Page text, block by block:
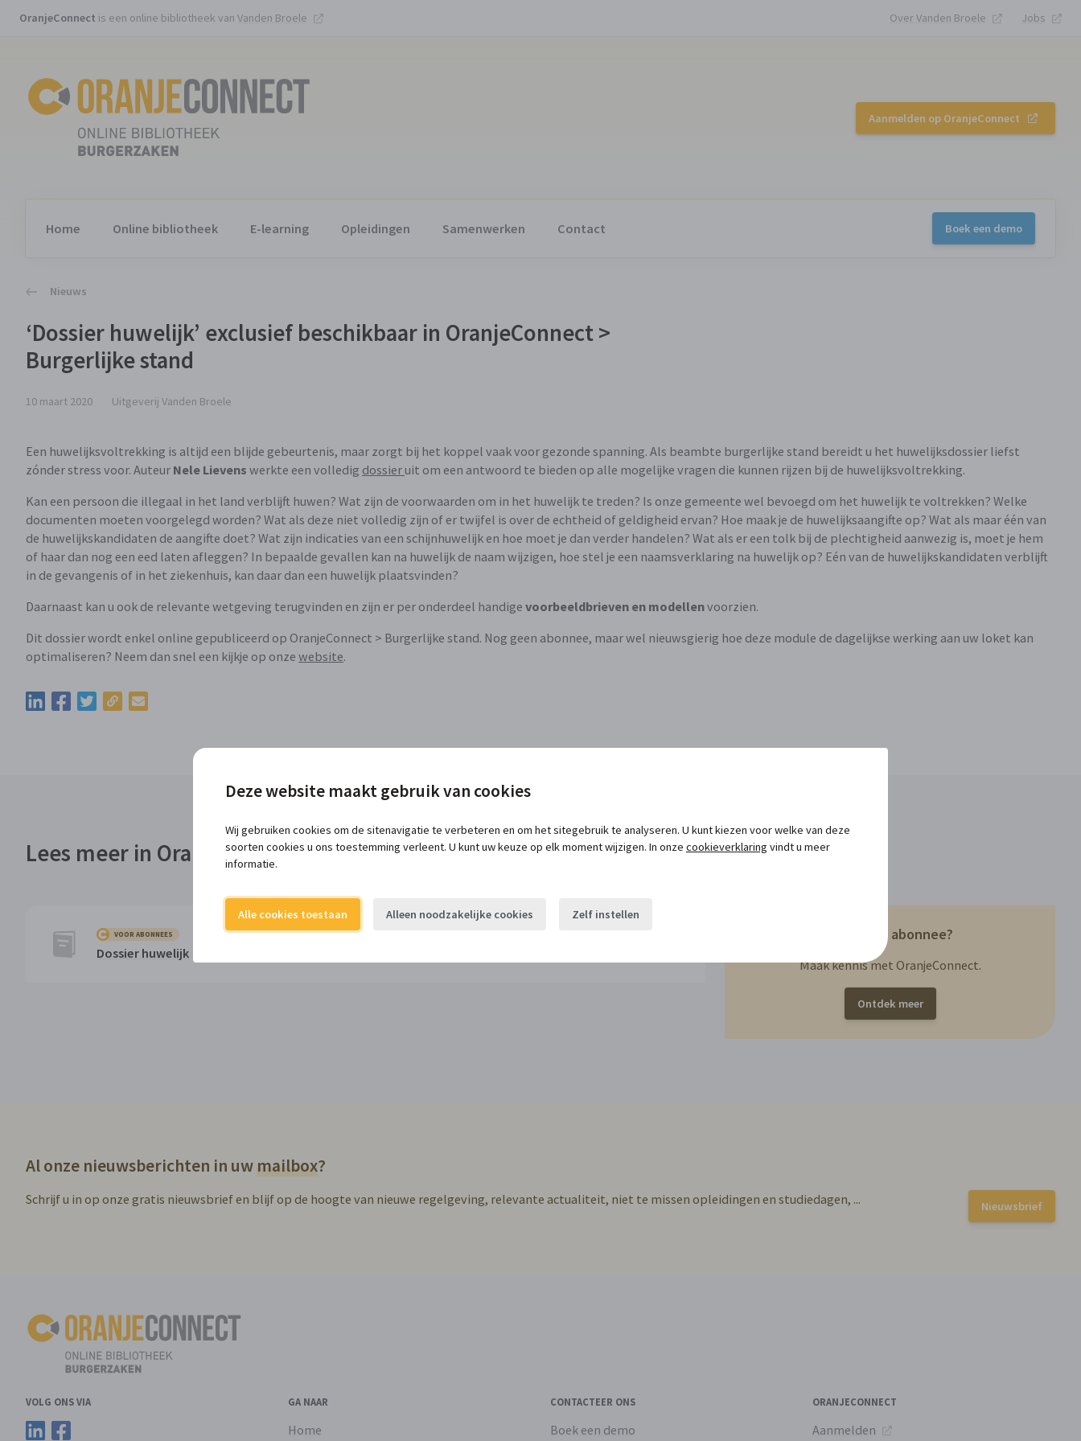
Deze website maakt gebruik van cookies
Wij gebruiken cookies om de sitenavigatie te verbeteren en om het sitegebruik te analyseren. U kunt kiezen voor welke van deze
soorten cookies u ons toestemming verleent. U kunt uw keuze op elk moment wijzigen. In onze cookieverklaring vindt u meer
informatie.
Alle cookies toestaan Alleen noodzakelijke cookies Zelf instellen
OranjeConnect is een online bibliotheek van Vanden Broele Over Vanden Broele Jobs
Aanmelden op OranjeConnect
Home Online bibliotheek E-learning Opleidingen Samenwerken Contact Boek een demo
Nieuws
‘Dossier huwelijk’ exclusief beschikbaar in OranjeConnect >
Burgerlijke stand
10 maart 2020 Uitgeverij Vanden Broele
Een huwelijksvoltrekking is altijd een blijde gebeurtenis, maar zorgt bij het koppel vaak voor gezonde spanning. Als beambte burgerlijke stand bereidt u het huwelijksdossier liefst
zónder stress voor. Auteur Nele Lievens werkte een volledig dossieruit om een antwoord te bieden op alle mogelijke vragen die kunnen rijzen bij de huwelijksvoltrekking.
Kan een persoon die illegaal in het land verblijft huwen? Wat zijn de voorwaarden om in het huwelijk te treden? Is onze gemeente wel bevoegd om het huwelijk te voltrekken? Welke
documenten moeten voorgelegd worden? Wat als deze niet volledig zijn of er twijfel is over de echtheid of geldigheid ervan? Hoe maak je de huwelijksaangifte op? Wat als maar één van
de huwelijkskandidaten de aangifte doet? Wat zijn indicaties van een schijnhuwelijk en hoe moet je dan verder handelen? Wat als er een tolk bij de plechtigheid aanwezig is, moet je hem
of haar dan nog een eed laten afleggen? In bepaalde gevallen kan na huwelijk de naam wijzigen, hoe stel je een naamsverklaring na huwelijk op? Eén van de huwelijkskandidaten verblijft
in de gevangenis of in het ziekenhuis, kan daar dan een huwelijk plaatsvinden?
Daarnaast kan u ook de relevante wetgeving terugvinden en zijn er per onderdeel handige voorbeeldbrieven en modellenvoorzien.
Dit dossier wordt enkel online gepubliceerd op OranjeConnect > Burgerlijke stand. Nog geen abonnee, maar wel nieuwsgierig hoe deze module de dagelijkse werking aan uw loket kan
optimaliseren? Neem dan snel een kijkje op onze website.
Deel deze update via LinkedIn
Deel deze update via Facebook
Deel deze update via Twitter
Kopieer de permalink van deze update
Deel deze update via e-mail
Lees meer in OranjeConnect
VOOR ABONNEES
Dossier huwelijk
Nog geen abonnee?
Maak kennis met OranjeConnect.
Ontdek meer
Al onze nieuwsberichten in uw mailbox?
Schrijf u in op onze gratis nieuwsbrief en blijf op de hoogte van nieuwe regelgeving, relevante actualiteit, niet te missen opleidingen en studiedagen, ... Nieuwsbrief
VOLG ONS VIA
Volg ons op LinkedIn
Volg ons op Facebook
GA NAAR
Home
CONTACTEER ONS
Boek een demo
ORANJECONNECT
Aanmelden